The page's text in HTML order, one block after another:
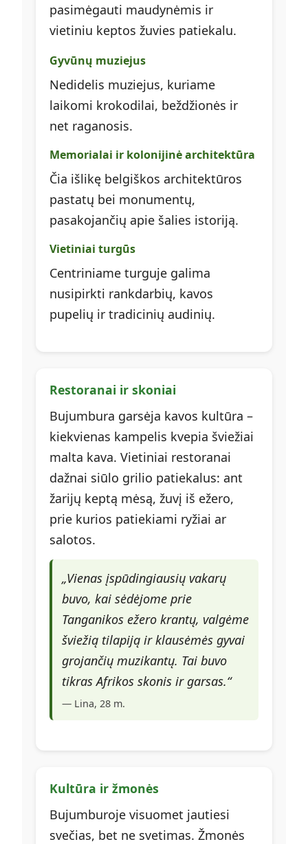
pasimėgauti maudynėmis ir
vietiniu keptos žuvies patiekalu.
Gyvūnų muziejus
Nedidelis muziejus, kuriame
laikomi krokodilai, beždžionės ir
net raganosis.
Memorialai ir kolonijinė architektūra
Čia išlikę belgiškos architektūros
pastatų bei monumentų,
pasakojančių apie šalies istoriją.
Vietiniai turgūs
Centriniame turguje galima
nusipirkti rankdarbių, kavos
pupelių ir tradicinių audinių.
Restoranai ir skoniai
Bujumbura garsėja kavos kultūra –
kiekvienas kampelis kvepia šviežiai
malta kava. Vietiniai restoranai
dažnai siūlo grilio patiekalus: ant
žarijų keptą mėsą, žuvį iš ežero,
prie kurios patiekiami ryžiai ar
salotos.
„Vienas įspūdingiausių vakarų
buvo, kai sėdėjome prie
Tanganikos ežero krantų, valgėme
šviežią tilapiją ir klausėmės gyvai
grojančių muzikantų. Tai buvo
tikras Afrikos skonis ir garsas.“
— Lina, 28 m.
Kultūra ir žmonės
Bujumburoje visuomet jautiesi
svečias, bet ne svetimas. Žmonės